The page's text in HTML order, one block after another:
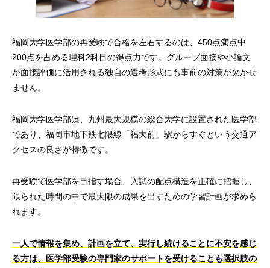
福岡大学医学部の再受験で合格を左右するのは、450点満点中
200点を占める理科2科目の得点力です。グループ面接や小論文
が面接評価に活用される独自の選考形式にも事前の対策が欠かせ
ません。
福岡大学医学部は、九州最大規模の総合大学に設置された医学部
であり、福岡市地下鉄七隈線「福大前」駅からすぐという交通ア
クセスの良さが特徴です。
再受験で医学部を目指す場合、入試の配点構造を正確に把握し、
限られた時間の中で最大限の成果を出すための学習計画が求めら
れます。
一人で情報を集め、計画を立て、実行し続けることに不安を感じ
る方は、医学部受験の専門家のサポートを受けることも選択肢の